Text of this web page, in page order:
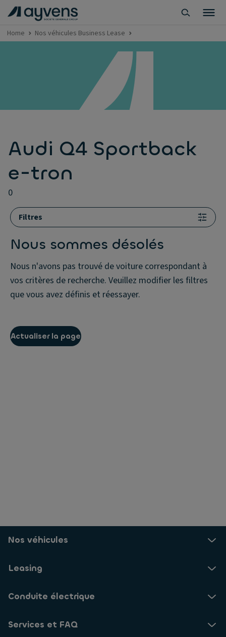
Home Nos véhicules Business Lease
Audi Q4 Sportback
e-tron
0
Filtres
Nous sommes désolés
Nous n'avons pas trouvé de voiture correspondant à
vos critères de recherche. Veuillez modifier les filtres
que vous avez définis et réessayer.
Actualiser la page
Nos véhicules
Leasing
Conduite électrique
Services et FAQ